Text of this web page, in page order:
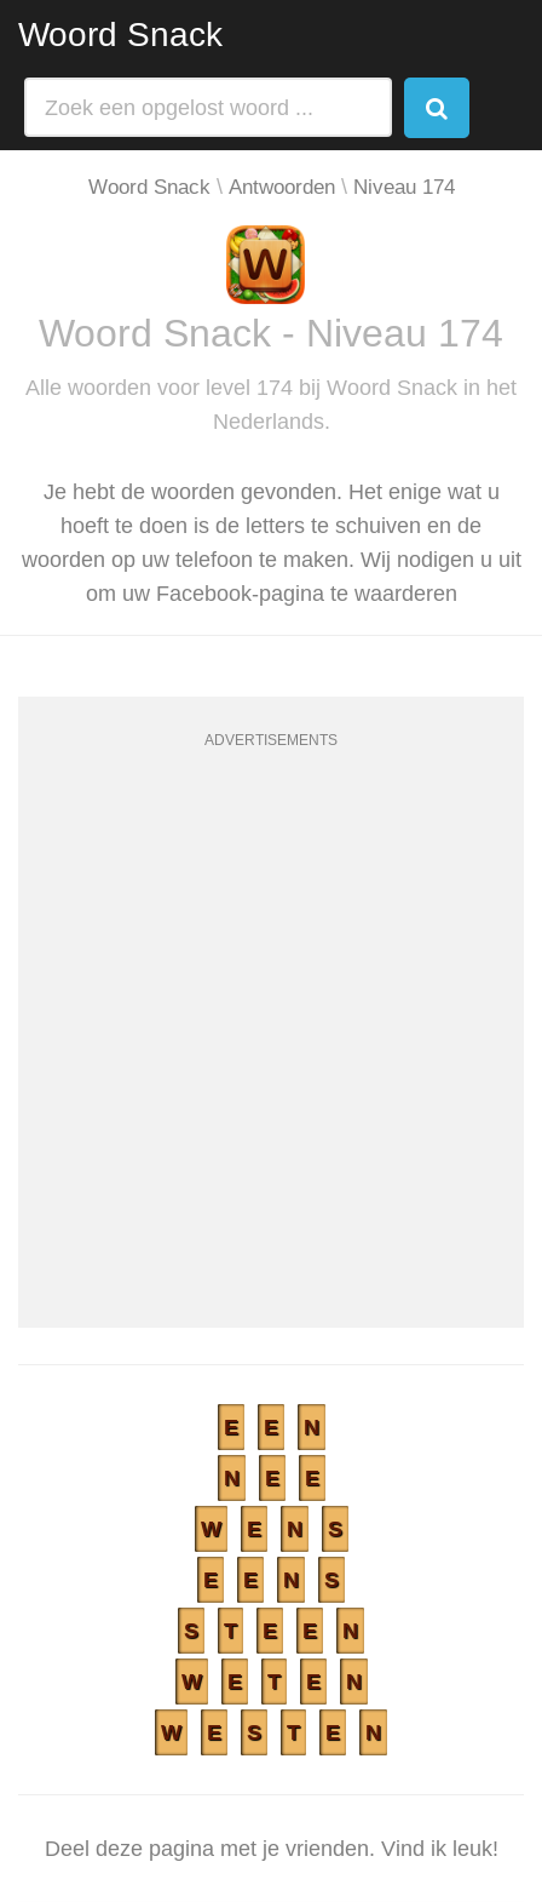
Woord Snack
Woord Snack Antwoorden Niveau 174
Woord Snack - Niveau 174
Alle woorden voor level 174 bij Woord Snack in het
Nederlands.
Je hebt de woorden gevonden. Het enige wat u
hoeft te doen is de letters te schuiven en de
woorden op uw telefoon te maken. Wij nodigen u uit
om uw Facebook-pagina te waarderen
ADVERTISEMENTS
E E N
N E E
W E N S
E E N S
S T E E N
W E T E N
W E S T E N
Deel deze pagina met je vrienden. Vind ik leuk!